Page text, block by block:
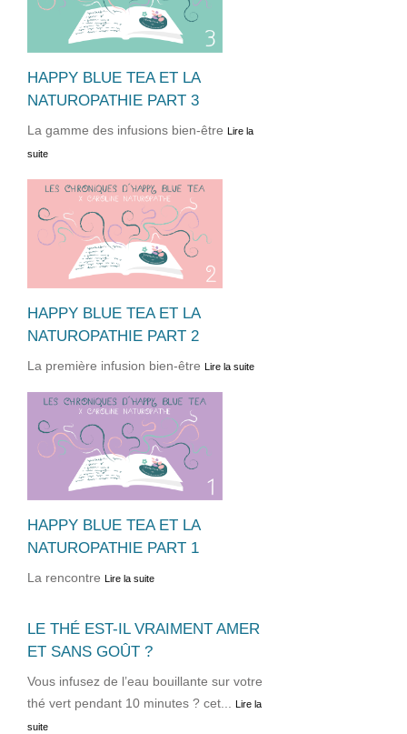
HAPPY BLUE TEA ET LA
NATUROPATHIE PART 3
La gamme des infusions bien-être Lire la
suite
HAPPY BLUE TEA ET LA
NATUROPATHIE PART 2
La première infusion bien-être Lire la suite
HAPPY BLUE TEA ET LA
NATUROPATHIE PART 1
La rencontre Lire la suite
LE THÉ EST-IL VRAIMENT AMER
ET SANS GOÛT ?
Vous infusez de l’eau bouillante sur votre
thé vert pendant 10 minutes ? cet... Lire la
suite